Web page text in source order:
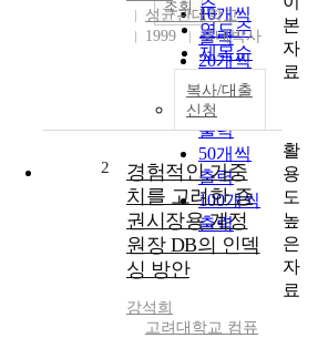
순
연도순
제목순
발행기
관순
10개씩
출력
20개씩
출력
30개씩
출력
50개씩
출력
100개씩
출력
조회
성균관대학교
1999
국내박사
복사/대출
신청
2
경험적인 가중
치를 고려한 증
권시장용 계정
원장 DB의 인덱
싱 방안
강석희
고려대학교 컴퓨
본
자
료
활
용
도
높
은
자
료